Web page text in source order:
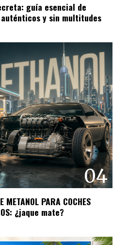
guía esencial de
y sin multitudes
04
METANOL PARA COCHES
¿jaque mate?